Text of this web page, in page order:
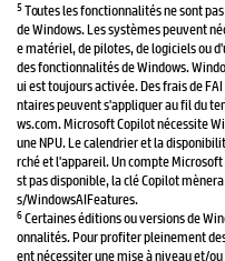
5Toutes les fonctionnalités ne sont
de Windows. Les systèmes peuvent
e matériel, de pilotes, de logiciels ou
des fonctionnalités de Windows.
ui est toujours activée. Des frais de
ntaires peuvent s'appliquer au fil du
ws.com. Microsoft Copilot nécessite
une NPU. Le calendrier et la
rché et l'appareil. Un compte
st pas disponible, la clé Copilot
s/WindowsAIFeatures.
6Certaines éditions ou versions de
onnalités. Pour profiter pleinement
ent nécessiter une mise à niveau et/